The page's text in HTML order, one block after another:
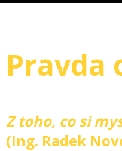
Pravda
Z toho, co si
(Ing. Radek